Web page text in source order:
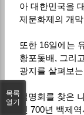
아 대한민국을
제문화제의 개
또한 16일에는
황포돛배, 그리
광지를 살펴보
설명회를 찾은
인 700년 백제
목록
열기